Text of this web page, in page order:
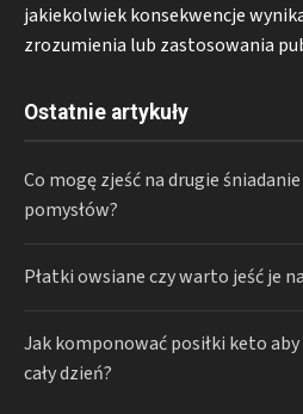
jakiekolwiek konsekwencje
zrozumienia lub zastosowania
Ostatnie artykuły
Co mogę zjeść na drugie
pomysłów?
Płatki owsiane czy warto jeść je
Jak komponować posiłki keto
cały dzień?